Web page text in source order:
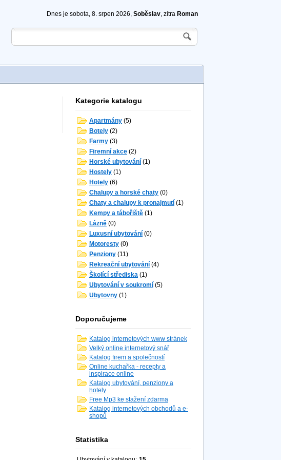
Dnes je sobota, 8. srpen 2026, Soběslav, zítra Roman
Kategorie katalogu
Apartmány (5)
Botely (2)
Farmy (3)
Firemní akce (2)
Horské ubytování (1)
Hostely (1)
Hotely (6)
Chalupy a horské chaty (0)
Chaty a chalupy k pronajmutí (1)
Kempy a tábořiště (1)
Lázně (0)
Luxusní ubytování (0)
Motoresty (0)
Penziony (11)
Rekreační ubytování (4)
Školící střediska (1)
Ubytování v soukromí (5)
Ubytovny (1)
Doporučujeme
Katalog internetových www stránek
Velký online internetový snář
Katalog firem a společností
Online kuchařka - recepty a
inspirace online
Katalog ubytování, penziony a
hotely
Free Mp3 ke stažení zdarma
Katalog internetových obchodů a e-
shopů
Statistika